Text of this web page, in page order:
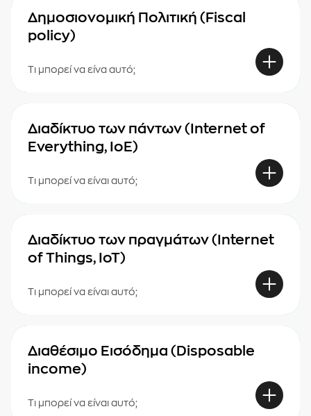
Δημοσιονομική Πολιτική (Fiscal
policy)
Τι μπορεί να είνα αυτό;
Διαδίκτυο των πάντων (Internet of
Everything, IoE)
Τι μπορεί να είναι αυτό;
Διαδίκτυο των πραγμάτων (Internet
of Things, IoT)
Τι μπορεί να είναι αυτό;
Διαθέσιμο Εισόδημα (Disposable
income)
Τι μπορεί να είναι αυτό;